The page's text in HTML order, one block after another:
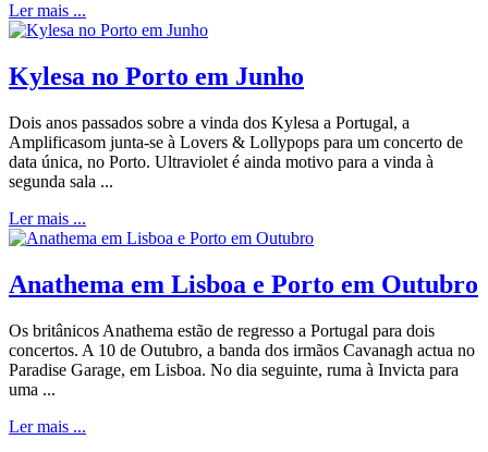
Ler mais ...
Kylesa no Porto em Junho
Dois anos passados sobre a vinda dos Kylesa a Portugal, a
Amplificasom junta-se à Lovers & Lollypops para um concerto de
data única, no Porto. Ultraviolet é ainda motivo para a vinda à
segunda sala ...
Ler mais ...
Anathema em Lisboa e Porto em Outubro
Os britânicos Anathema estão de regresso a Portugal para dois
concertos. A 10 de Outubro, a banda dos irmãos Cavanagh actua no
Paradise Garage, em Lisboa. No dia seguinte, ruma à Invicta para
uma ...
Ler mais ...